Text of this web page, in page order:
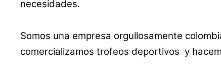
necesidades.
Somos una empresa orgullosamente
comercializamos trofeos deportivos y